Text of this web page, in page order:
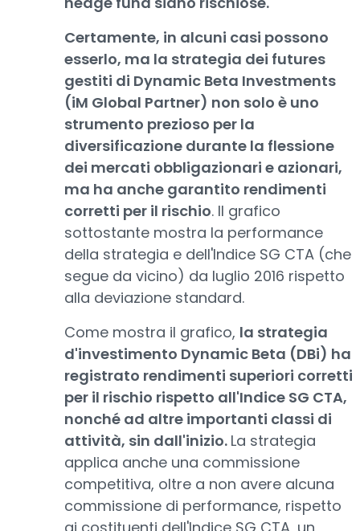
Certamente, in alcuni casi possono
esserlo, ma la strategia dei futures
gestiti di Dynamic Beta Investments
(iM Global Partner) non solo è uno
strumento prezioso per la
diversificazione durante la flessione
dei mercati obbligazionari e azionari,
ma ha anche garantito rendimenti
corretti per il rischio. Il grafico
sottostante mostra la performance
della strategia e dell'Indice SG CTA (che
segue da vicino) da luglio 2016 rispetto
alla deviazione standard.
Come mostra il grafico, la strategia
d'investimento Dynamic Beta (DBi) ha
registrato rendimenti superiori corretti
per il rischio rispetto all'Indice SG CTA,
nonché ad altre importanti classi di
attività, sin dall'inizio. La strategia
applica anche una commissione
competitiva, oltre a non avere alcuna
commissione di performance, rispetto